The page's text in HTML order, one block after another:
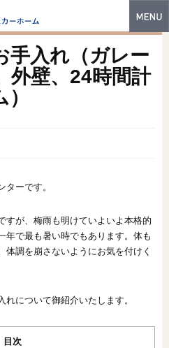
特長
・技術
築実例
ギャラリー
中の物件
情報
手入れ（ガレー
外壁、24時間計
ターです。
すが、梅雨も明けていよいよ本格的
年で最も暑い時でもあります。体も
体調を崩さないようにお気を付けく
について御紹介いたします。
目次